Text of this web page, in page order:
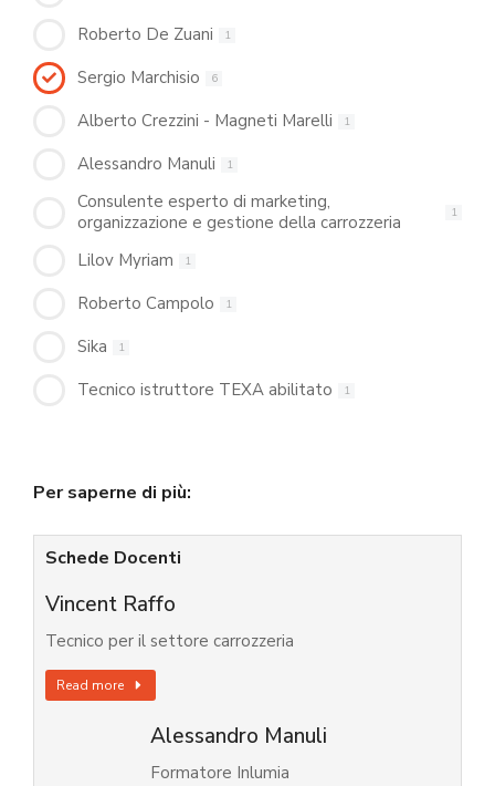
Roberto De Zuani
1
Sergio Marchisio 6
Alberto Crezzini - Magneti Marelli 1
Alessandro Manuli 1
Consulente esperto di marketing,
organizzazione e gestione della carrozzeria
1
Lilov Myriam 1
Roberto Campolo 1
Sika 1
Tecnico istruttore TEXA abilitato 1
Per saperne di più:
Schede Docenti
Vincent Raffo
Tecnico per il settore carrozzeria
Read more
Alessandro Manuli
Formatore Inlumia